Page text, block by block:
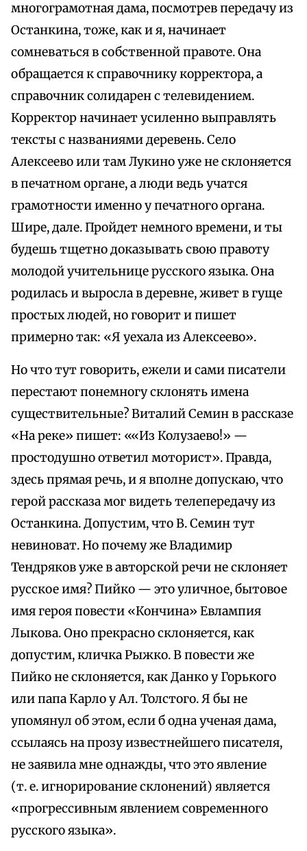
многограмотная дама, посмотрев передачу из
Останкина, тоже, как и я, начинает
сомневаться в собственной правоте. Она
обращается к справочнику корректора, а
справочник солидарен с телевидением.
Корректор начинает усиленно выправлять
тексты с названиями деревень. Село
Алексеево или там Лукино уже не склоняется
в печатном органе, а люди ведь учатся
грамотности именно у печатного органа.
Шире, дале. Пройдет немного времени, и ты
будешь тщетно доказывать свою правоту
молодой учительнице русского языка. Она
родилась и выросла в деревне, живет в гуще
простых людей, но говорит и пишет
примерно так: «Я уехала из Алексеево».
Но что тут говорить, ежели и сами писатели
перестают понемногу склонять имена
существительные? Виталий Семин в рассказе
«На реке» пишет: ««Из Колузаево!» —
простодушно ответил моторист». Правда,
здесь прямая речь, и я вполне допускаю, что
герой рассказа мог видеть телепередачу из
Останкина. Допустим, что В. Семин тут
невиноват. Но почему же Владимир
Тендряков уже в авторской речи не склоняет
русское имя? Пийко — это уличное, бытовое
имя героя повести «Кончина» Евлампия
Лыкова. Оно прекрасно склоняется, как
допустим, кличка Рыжко. В повести же
Пийко не склоняется, как Данко у Горького
или папа Карло у Ал. Толстого. Я бы не
упомянул об этом, если б одна ученая дама,
ссылаясь на прозу известнейшего писателя,
не заявила мне однажды, что это явление
(т. е. игнорирование склонений) является
«прогрессивным явлением современного
русского языка».